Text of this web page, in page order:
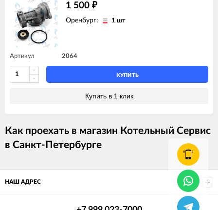
1 500 ₽
Оренбург: 1 шт
Артикул 2064
КУПИТЬ
Купить в 1 клик
Как проехать в магазин Котельный Сервис
в Санкт-Петербурге
НАШ АДРЕС